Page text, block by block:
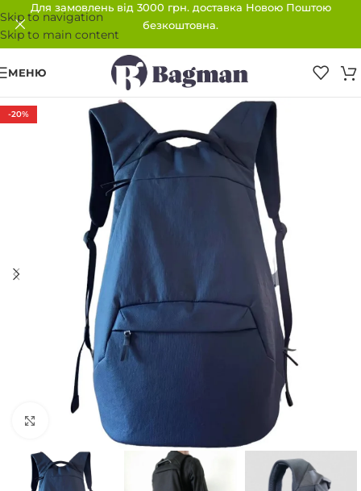
Skip to navigation
Skip to main content
Для замовлень від 3000 грн. доставка Новою Поштою
безкоштовна.
МЕНЮ
-20%
Клацніть, щоб збільшити